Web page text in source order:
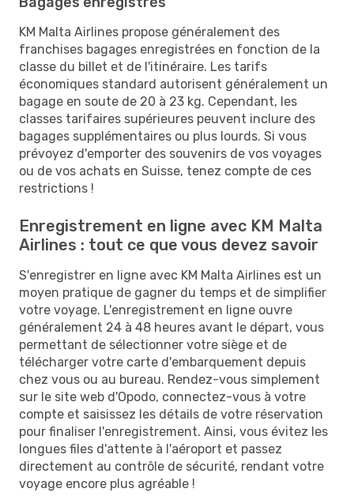
KM Malta Airlines propose généralement des
franchises bagages enregistrées en fonction de la
classe du billet et de l'itinéraire. Les tarifs
économiques standard autorisent généralement un
bagage en soute de 20 à 23 kg. Cependant, les
classes tarifaires supérieures peuvent inclure des
bagages supplémentaires ou plus lourds. Si vous
prévoyez d'emporter des souvenirs de vos voyages
ou de vos achats en Suisse, tenez compte de ces
restrictions !
Enregistrement en ligne avec KM Malta
Airlines : tout ce que vous devez savoir
S'enregistrer en ligne avec KM Malta Airlines est un
moyen pratique de gagner du temps et de simplifier
votre voyage. L'enregistrement en ligne ouvre
généralement 24 à 48 heures avant le départ, vous
permettant de sélectionner votre siège et de
télécharger votre carte d'embarquement depuis
chez vous ou au bureau. Rendez-vous simplement
sur le site web d'Opodo, connectez-vous à votre
compte et saisissez les détails de votre réservation
pour finaliser l'enregistrement. Ainsi, vous évitez les
longues files d'attente à l'aéroport et passez
directement au contrôle de sécurité, rendant votre
voyage encore plus agréable !